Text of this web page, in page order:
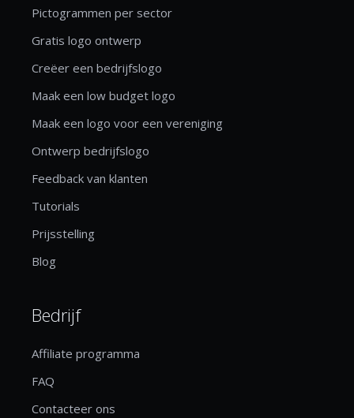
Pictogrammen per sector
Gratis logo ontwerp
Creëer een bedrijfslogo
Maak een low budget logo
Maak een logo voor een vereniging
Ontwerp bedrijfslogo
Feedback van klanten
Tutorials
Prijsstelling
Blog
Bedrijf
Affiliate programma
FAQ
Contacteer ons